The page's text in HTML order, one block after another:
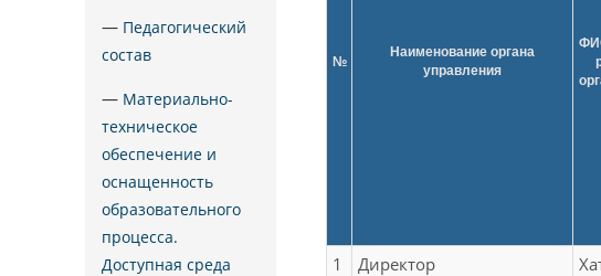
— Педагогический
состав
— Материально-
техническое
обеспечение и
оснащенность
образовательного
процесса.
Доступная среда
№
Наименование органа
управления
1 Директор